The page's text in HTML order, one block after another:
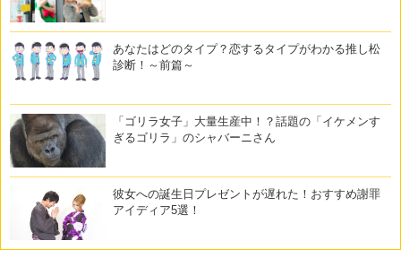
あなたはどのタイプ？恋するタイプがわかる推し松
診断！～前篇～
「ゴリラ女子」大量生産中！？話題の「イケメンす
ぎるゴリラ」のシャバーニさん
彼女への誕生日プレゼントが遅れた！おすすめ謝罪
アイディア5選！